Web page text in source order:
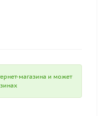
магазина и может